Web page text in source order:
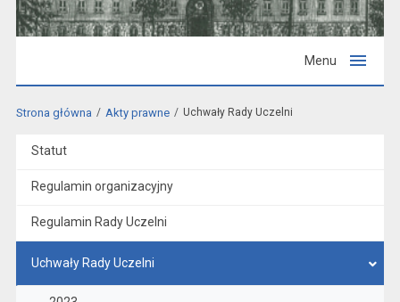
Menu
Strona główna Akty prawne Uchwały Rady Uczelni
Statut
Regulamin organizacyjny
Regulamin Rady Uczelni
Uchwały Rady Uczelni